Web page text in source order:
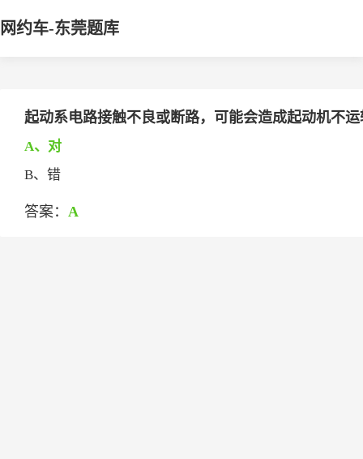
网约车-东莞题库
起动系电路接触不良或断路，可能会造成起动机不
A、对
B、错
答案： A